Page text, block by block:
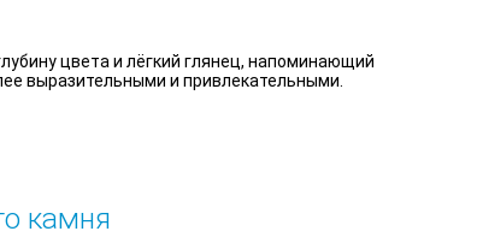
цвета и лёгкий глянец, напоминающий
выразительными и привлекательными.
камня